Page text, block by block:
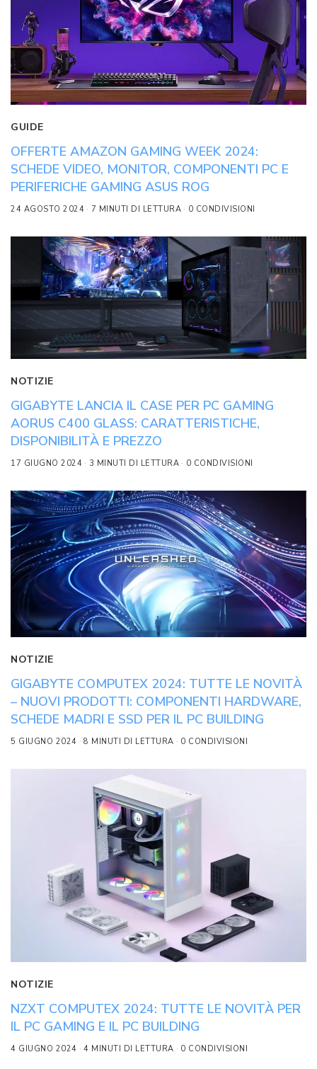
GUIDE
OFFERTE AMAZON GAMING WEEK 2024:
SCHEDE VIDEO, MONITOR, COMPONENTI PC E
PERIFERICHE GAMING ASUS ROG
24 AGOSTO 2024 7 MINUTI DI LETTURA 0 CONDIVISIONI
NOTIZIE
GIGABYTE LANCIA IL CASE PER PC GAMING
AORUS C400 GLASS: CARATTERISTICHE,
DISPONIBILITÀ E PREZZO
17 GIUGNO 2024 3 MINUTI DI LETTURA 0 CONDIVISIONI
NOTIZIE
GIGABYTE COMPUTEX 2024: TUTTE LE NOVITÀ
– NUOVI PRODOTTI: COMPONENTI HARDWARE,
SCHEDE MADRI E SSD PER IL PC BUILDING
5 GIUGNO 2024 8 MINUTI DI LETTURA 0 CONDIVISIONI
NOTIZIE
NZXT COMPUTEX 2024: TUTTE LE NOVITÀ PER
IL PC GAMING E IL PC BUILDING
4 GIUGNO 2024 4 MINUTI DI LETTURA 0 CONDIVISIONI